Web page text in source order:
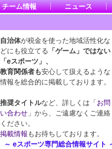
ーム情報
ニュース
自治体が税金を使った地域活性化な
どにも役立てる 「ゲーム」ではない
「eスポーツ」 、
教育関係者も安心して扱えるような
情報を総合的に掲載しております。
推奨タイトルなど、詳しくは「お問
い合わせ 」から、ご遠慮なくご連絡
ください。
掲載情報もお待ちしております。
～ eスポーツ専門総合情報サイト